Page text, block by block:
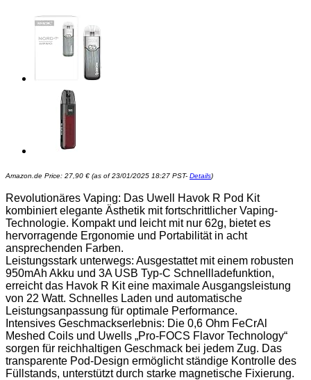
Amazon.de Price: 27,90 € (as of 23/01/2025 18:27 PST- Details)
Revolutionäres Vaping: Das Uwell Havok R Pod Kit
kombiniert elegante Ästhetik mit fortschrittlicher Vaping-
Technologie. Kompakt und leicht mit nur 62g, bietet es
hervorragende Ergonomie und Portabilität in acht
ansprechenden Farben.
Leistungsstark unterwegs: Ausgestattet mit einem robusten
950mAh Akku und 3A USB Typ-C Schnellladefunktion,
erreicht das Havok R Kit eine maximale Ausgangsleistung
von 22 Watt. Schnelles Laden und automatische
Leistungsanpassung für optimale Performance.
Intensives Geschmackserlebnis: Die 0,6 Ohm FeCrAl
Meshed Coils und Uwells „Pro-FOCS Flavor Technology“
sorgen für reichhaltigen Geschmack bei jedem Zug. Das
transparente Pod-Design ermöglicht ständige Kontrolle des
Füllstands, unterstützt durch starke magnetische Fixierung.